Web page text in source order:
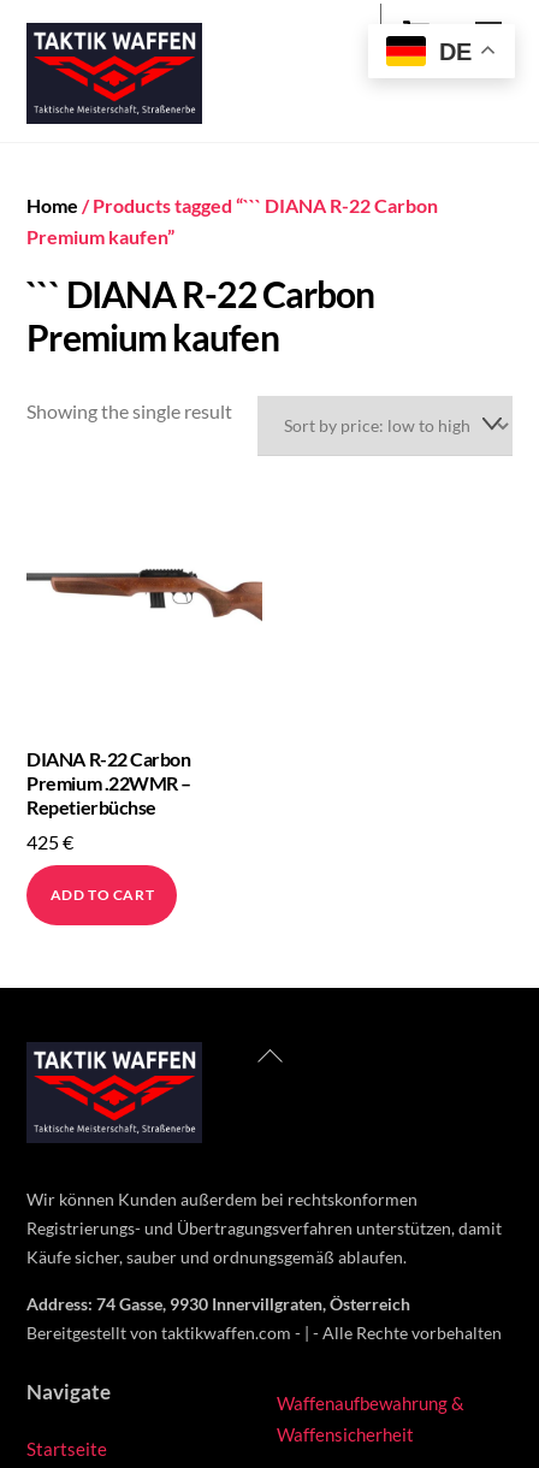
content
Cart
Home / Products tagged “``` DIANA R-22 Carbon
Premium kaufen”
``` DIANA R-22 Carbon
Premium kaufen
Showing the single result
DIANA R-22 Carbon
Premium .22WMR –
Repetierbüchse
425€
ADD TO CART
Back
Wir können Kunden außerdem bei rechtskonformen
Registrierungs- und Übertragungsverfahren unterstützen, damit
Käufe sicher, sauber und ordnungsgemäß ablaufen.
Address: 74 Gasse, 9930 Innervillgraten, Österreich
Bereitgestellt von taktikwaffen.com - | - Alle Rechte vorbehalten
Navigate
Startseite
Waffenaufbewahrung &
Waffensicherheit
DE